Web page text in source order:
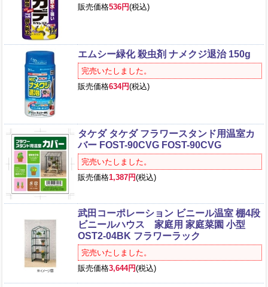
販売価格536円(税込)
エムシー緑化 殺虫剤 ナメクジ退治 150g
完売いたしました。
販売価格634円(税込)
タケダ タケダ フラワースタンド用温室カ
バー FOST-90CVG FOST-90CVG
完売いたしました。
販売価格1,387円(税込)
武田コーポレーション ビニール温室 棚4段
ビニールハウス 家庭用 家庭菜園 小型
OST2-04BK フラワーラック
完売いたしました。
販売価格3,644円(税込)